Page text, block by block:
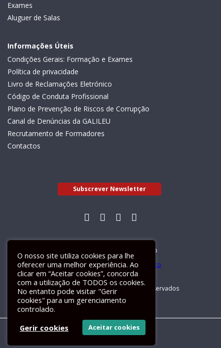
Exames
Aluguer de Salas
Informações Úteis
Condições Gerais: Formação e Exames
Política de privacidade
Livro de Reclamações Eletrónico
Código de Conduta Profissional
Plano de Prevenção de Riscos de Corrupção
Canal de Denúncias da GALILEU
Recrutamento de Formadores
Contactos
Subscrever Newsletter
Livro de Reclamações Electrónico
GALILEU 2026 © Todos os direitos reservados
Um siteActiveMedia
O nosso site utiliza cookies para lhe
oferecer uma melhor experiência. Ao
clicar em “Aceitar cookies”, concorda
com a utilização de TODOS os cookies.
No entanto pode visitar "Gerir
cookies" para um gerenciamento
controlado.
Gerir cookies
Aceitar cookies